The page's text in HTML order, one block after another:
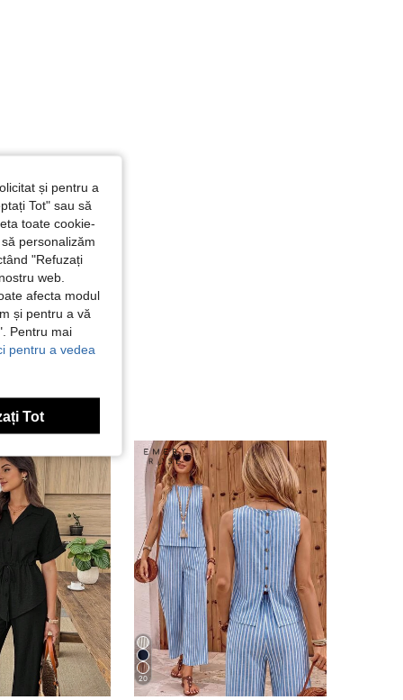
20
și pentru a
Tot" sau să
toate cookie-
personalizăm
"Refuzați
web.
afecta modul
și pentru a vă
Pentru mai
pentru a vedea
Tot